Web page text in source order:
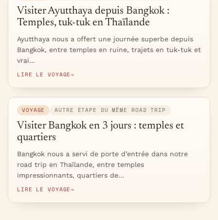
Visiter Ayutthaya depuis Bangkok :
Temples, tuk-tuk en Thaïlande
Ayutthaya nous a offert une journée superbe depuis
Bangkok, entre temples en ruine, trajets en tuk-tuk et
vrai…
LIRE LE VOYAGE→
VOYAGE AUTRE ÉTAPE DU MÊME ROAD TRIP
Visiter Bangkok en 3 jours : temples et
quartiers
Bangkok nous a servi de porte d’entrée dans notre
road trip en Thaïlande, entre temples
impressionnants, quartiers de…
LIRE LE VOYAGE→